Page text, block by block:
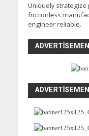
Uniquely
frictionless
engineer reliable.